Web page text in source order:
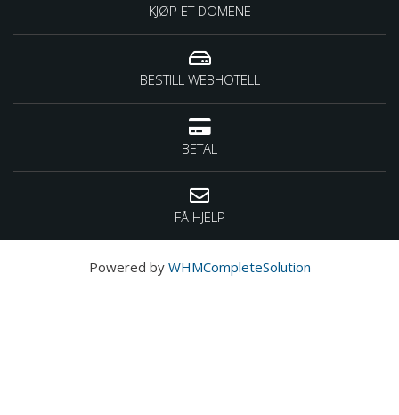
KJØP ET DOMENE
BESTILL WEBHOTELL
BETAL
FÅ HJELP
Powered by WHMCompleteSolution